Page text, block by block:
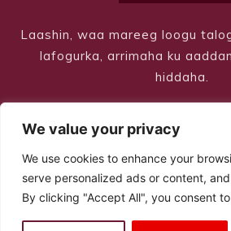
We value your privacy
We use cookies to enhance your
serve personalized ads or content,
By clicking "Accept All", you consent
Laashin, waa mareeg loogu
lafogurka, arrimaha ku
hiddaha.
© Copyright 2026 – Laashin. All